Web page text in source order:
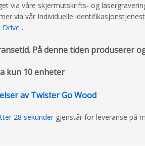
via våre skjermutskrifts- og
via vår Individuelle
Drive .
På denne tiden produserer
kun 10 enheter
av Twister Go Wood
26 sekunder gjenstår for leveranse på